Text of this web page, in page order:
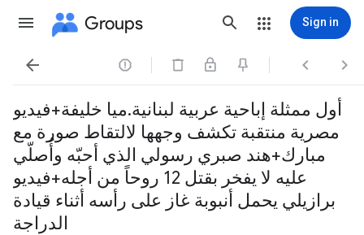
Groups Sign in
   
أول ممثلة إباحية عربية لبنانية.ميا خليفة+فيديو
مصرية منتقبة تكشف وجهها لالتقاط صورة مع
مبارك+هند صبري رسولي الذي أحبّه وأُصلّي
عليه لا يفخر بقتل 12 روحاً من أجله+فيديو
برازيلي يحمل أنبوبة غاز على رأسه أثناء قيادة
الدراجة